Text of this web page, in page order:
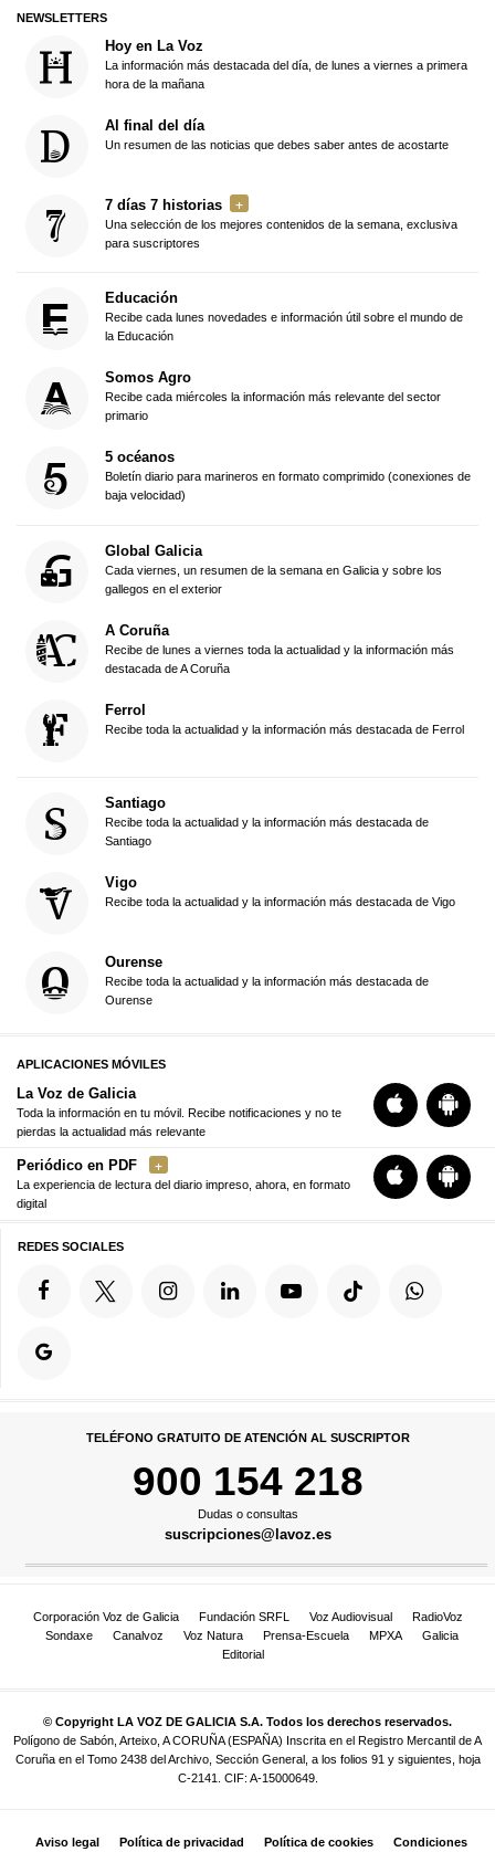
NEWSLETTERS
Hoy en La Voz
La información más destacada del día, de lunes a viernes a primera
hora de la mañana
Al final del día
Un resumen de las noticias que debes saber antes de acostarte
7 días 7 historias
Una selección de los mejores contenidos de la semana, exclusiva
para suscriptores
Educación
Recibe cada lunes novedades e información útil sobre el mundo de
la Educación
Somos Agro
Recibe cada miércoles la información más relevante del sector
primario
5 océanos
Boletín diario para marineros en formato comprimido (conexiones de
baja velocidad)
Global Galicia
Cada viernes, un resumen de la semana en Galicia y sobre los
gallegos en el exterior
A Coruña
Recibe de lunes a viernes toda la actualidad y la información más
destacada de A Coruña
Ferrol
Recibe toda la actualidad y la información más destacada de Ferrol
Santiago
Recibe toda la actualidad y la información más destacada de
Santiago
Vigo
Recibe toda la actualidad y la información más destacada de Vigo
Ourense
Recibe toda la actualidad y la información más destacada de
Ourense
APLICACIONES MÓVILES
La Voz de Galicia
Toda la información en tu móvil. Recibe notificaciones y no te
pierdas la actualidad más relevante
Periódico en PDF
La experiencia de lectura del diario impreso, ahora, en formato
digital
REDES SOCIALES
TELÉFONO GRATUITO DE ATENCIÓN AL SUSCRIPTOR
900 154 218
Dudas o consultas
suscripciones@lavoz.es
Corporación Voz de Galicia Fundación SRFL Voz Audiovisual
RadioVoz
Sondaxe
Canalvoz Voz Natura Prensa-Escuela MPXA
Galicia
Editorial
© Copyright LA VOZ DE GALICIA S.A. Todos los derechos reservados.
Polígono de Sabón, Arteixo, A CORUÑA (ESPAÑA) Inscrita en el Registro Mercantil de A
Coruña en el Tomo 2438 del Archivo, Sección General, a los folios 91 y siguientes, hoja
C-2141. CIF: A-15000649.
Aviso legal Política de privacidad Política de cookies Condiciones